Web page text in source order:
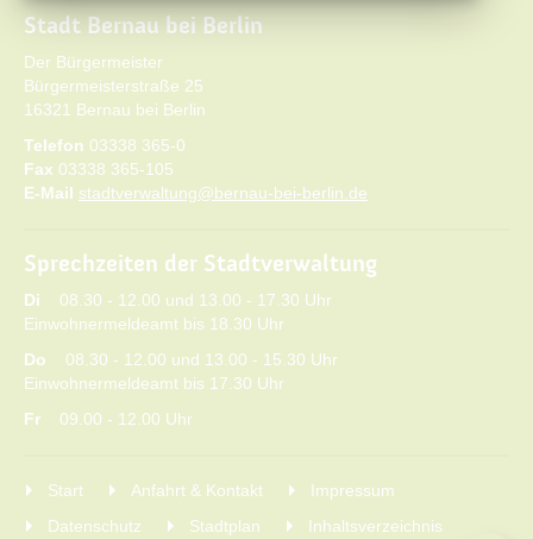
Stadt Bernau bei Berlin
Der Bürgermeister
Bürgermeisterstraße 25
16321 Bernau bei Berlin
Telefon 03338 365-0
Fax 03338 365-105
E-Mail stadtverwaltung@bernau-bei-berlin.de
Sprechzeiten der Stadtverwaltung
Di 08.30 - 12.00 und 13.00 - 17.30 Uhr
Einwohnermeldeamt bis 18.30 Uhr
Do 08.30 - 12.00 und 13.00 - 15.30 Uhr
Einwohnermeldeamt bis 17.30 Uhr
Fr 09.00 - 12.00 Uhr
Start Anfahrt & Kontakt
Impressum
Datenschutz
Stadtplan Inhaltsverzeichnis